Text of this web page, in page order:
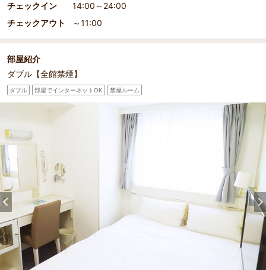
チェックイン
14:00～24:00
チェックアウト
～11:00
部屋紹介
ダブル【全館禁煙】
ダブル 部屋でインターネットOK 禁煙ルーム